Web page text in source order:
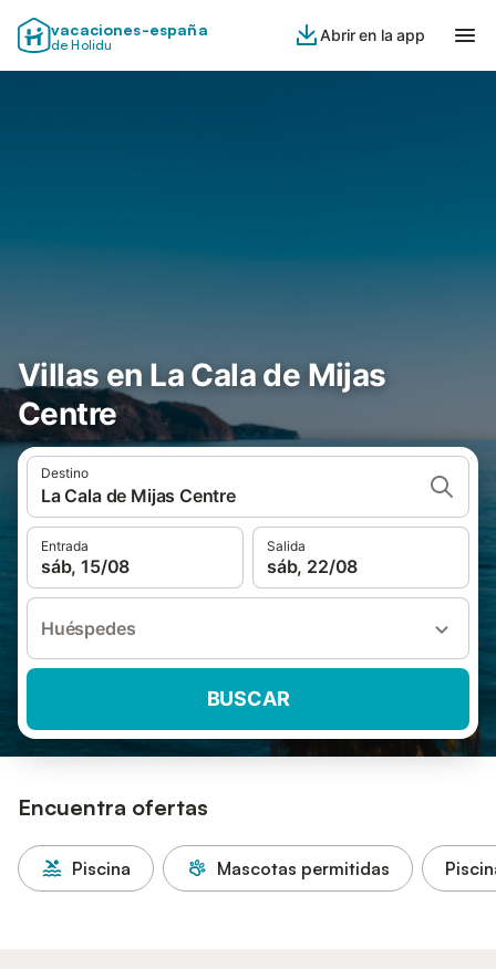
vacaciones-españa
de Holidu
Abrir en la app
Villas en La Cala de Mijas
Centre
Destino
La Cala de Mijas Centre
Entrada
sáb, 15/08
Salida
sáb, 22/08
Huéspedes
BUSCAR
Encuentra ofertas
Piscina Mascotas permitidas